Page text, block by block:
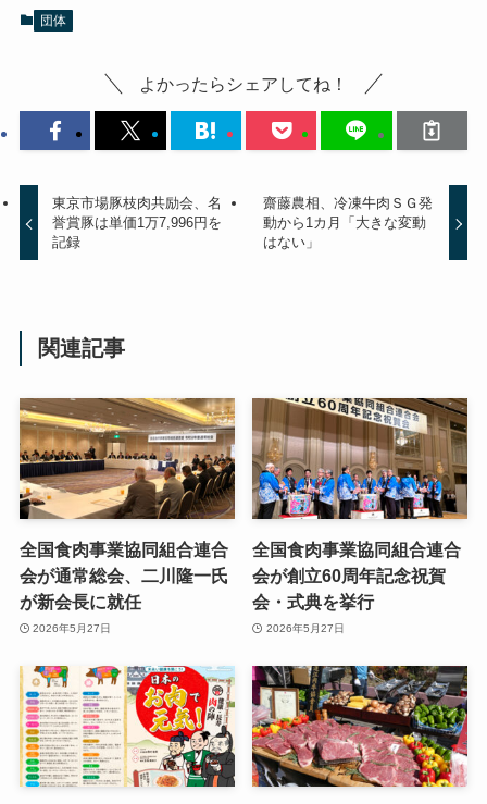
団体
よかったらシェアしてね！
東京市場豚枝肉共励会、名
誉賞豚は単価1万7,996円を
記録
齋藤農相、冷凍牛肉ＳＧ発
動から1カ月「大きな変動
はない」
関連記事
全国食肉事業協同組合連合
会が通常総会、二川隆一氏
が新会長に就任
2026年5月27日
全国食肉事業協同組合連合
会が創立60周年記念祝賀
会・式典を挙行
2026年5月27日